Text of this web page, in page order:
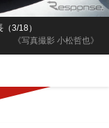
《写真撮影 小松哲也》
3/18）